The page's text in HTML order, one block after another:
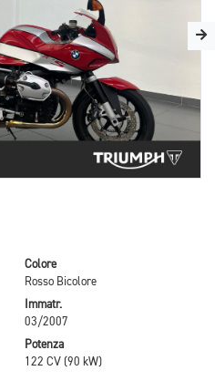
Colore
Rosso Bicolore
Immatr.
03/2007
Potenza
122 CV (90 kW)